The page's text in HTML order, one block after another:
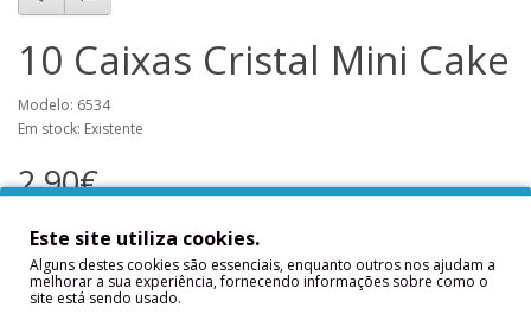
10 Caixas Cristal Mini Cake
Modelo: 6534
Em stock: Existente
2,90€
Este site utiliza cookies.
Alguns destes cookies são essenciais, enquanto outros nos ajudam a
melhorar a sua experiência, fornecendo informações sobre como o
site está sendo usado.